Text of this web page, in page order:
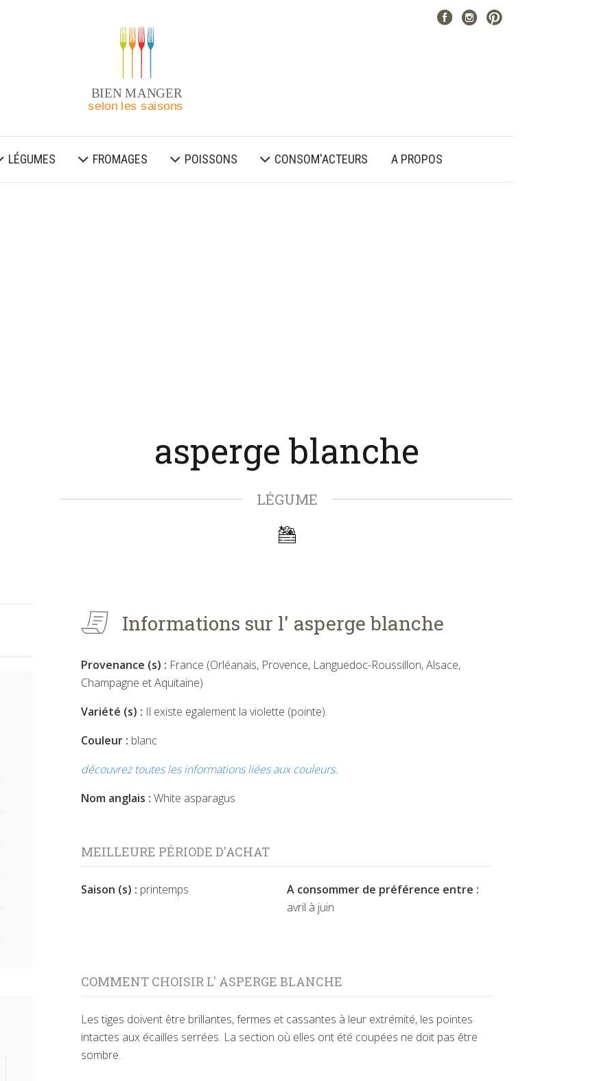
LÉGUMES FROMAGES POISSONS CONSOM'ACTEURS A PROPOS
asperge blanche
LÉGUME
Informations sur l' asperge blanche
Provenance (s) : France (Orléanais, Provence, Languedoc-Roussillon, Alsace,
Champagne et Aquitaine)
Variété (s) : Il existe egalement la violette (pointe).
Couleur : blanc
découvrez toutes les informations liées aux couleurs.
Nom anglais : White asparagus
MEILLEURE PÉRIODE D'ACHAT
Saison (s) : printemps
A consommer de préférence entre :
avril à juin
COMMENT CHOISIR L' ASPERGE BLANCHE
Les tiges doivent être brillantes, fermes et cassantes à leur extrémité, les pointes
intactes aux écailles serrées. La section où elles ont été coupées ne doit pas être
sombre.